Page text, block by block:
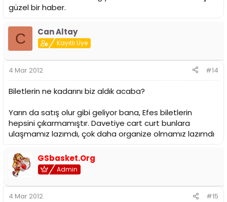
güzel bir haber.
C Can Altay
Kayıtlı Üye
4 Mar 2012 #14
Biletlerin ne kadarını biz aldık acaba?
Yarın da satış olur gibi geliyor bana, Efes biletlerin
hepsini çıkarmamıştır. Davetiye cart curt bunlara
ulaşmamız lazımdı, çok daha organize olmamız lazımdı
GSbasket.Org
Admin
4 Mar 2012 #15